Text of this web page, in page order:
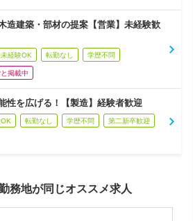
造建築・部材の提案【営業】未経験歓
経験OK 転勤なし 学歴不問
掲載中
性を広げる！【製造】経験者歓迎
転勤なし 学歴不問 第二新卒歓迎
務地が同じオススメ求人